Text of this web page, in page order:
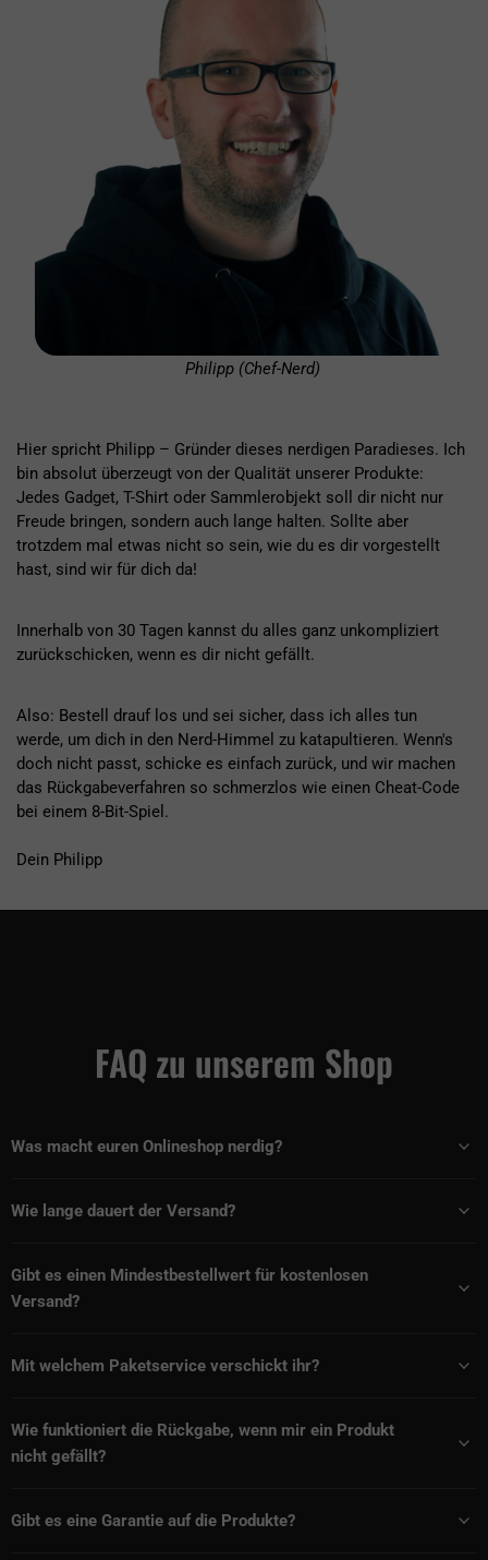
Philipp (Chef-Nerd)
Hier spricht Philipp – Gründer dieses nerdigen Paradieses. Ich
bin absolut überzeugt von der Qualität unserer Produkte:
Jedes Gadget, T-Shirt oder Sammlerobjekt soll dir nicht nur
Freude bringen, sondern auch lange halten. Sollte aber
trotzdem mal etwas nicht so sein, wie du es dir vorgestellt
hast, sind wir für dich da!
Innerhalb von 30 Tagen kannst du alles ganz unkompliziert
zurückschicken, wenn es dir nicht gefällt.
Also: Bestell drauf los und sei sicher, dass ich alles tun
werde, um dich in den Nerd-Himmel zu katapultieren. Wenn's
doch nicht passt, schicke es einfach zurück, und wir machen
das Rückgabeverfahren so schmerzlos wie einen Cheat-Code
bei einem 8-Bit-Spiel.
Dein Philipp
FAQ zu unserem Shop
Was macht euren Onlineshop nerdig?
Wie lange dauert der Versand?
Gibt es einen Mindestbestellwert für kostenlosen
Versand?
Mit welchem Paketservice verschickt ihr?
Wie funktioniert die Rückgabe, wenn mir ein Produkt
nicht gefällt?
Gibt es eine Garantie auf die Produkte?